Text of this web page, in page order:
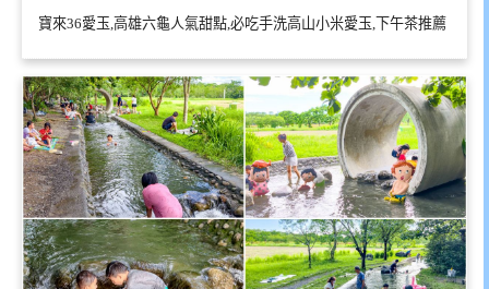
寶來36愛玉,高雄六龜人氣甜點,必吃手洗高山小米愛玉,下午茶推薦